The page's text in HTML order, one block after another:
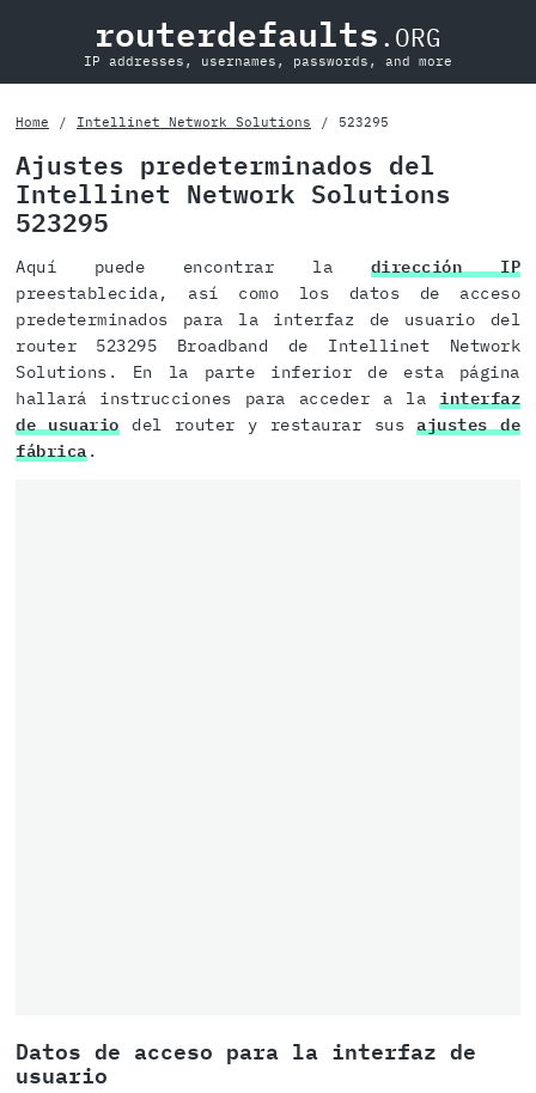
routerdefaults .ORG
IP addresses, usernames, passwords, and more
Home Intellinet Network Solutions 523295
Ajustes predeterminados del
Intellinet Network Solutions
523295
Aquí puede encontrar la dirección IP
preestablecida, así como los datos de acceso
predeterminados para la interfaz de usuario del
router 523295 Broadband de Intellinet Network
Solutions. En la parte inferior de esta página
hallará instrucciones para acceder a la interfaz
de usuariodel router y restaurar susajustes de
fábrica.
Datos de acceso para la interfaz de
usuario